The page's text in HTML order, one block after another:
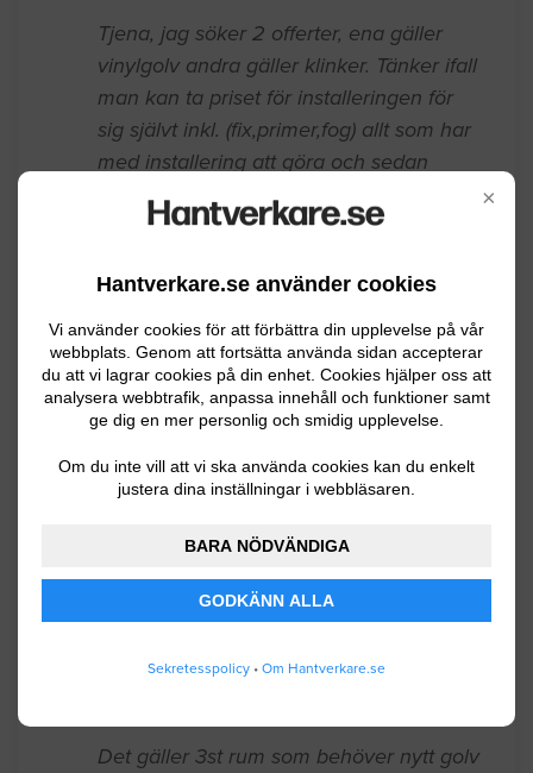
×
Hantverkare.se använder cookies
Vi använder cookies för att förbättra din upplevelse på vår
webbplats. Genom att fortsätta använda sidan accepterar
du att vi lagrar cookies på din enhet. Cookies hjälper oss att
analysera webbtrafik, anpassa innehåll och funktioner samt
ge dig en mer personlig och smidig upplevelse.
Om du inte vill att vi ska använda cookies kan du enkelt
justera dina inställningar i webbläsaren.
BARA NÖDVÄNDIGA
GODKÄNN ALLA
Sekretesspolicy • Om Hantverkare.se
Golvläggning
Tjena, jag söker 2 offerter, ena gäller
vinylgolv andra gäller klinker. Tänker ifall
man kan ta priset för installeringen för
sig självt inkl. (fix,primer,fog) allt som har
plattorna för sig självt Vinylgolv -
vit/ljusgrå 190kvm högkvalitativt, väldigt
slitstarkt, vattentätt och till
kommersionellt bruk + installering
Klinker vit/ljusgrå 171 kvm + installering
Just nu ligger det kakelgolv i lokalen
Mvh
11.18.2024 07:23
Golvläggning